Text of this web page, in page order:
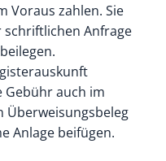
Voraus zahlen. Sie
schriftlichen Anfrage
Gebühr auch im
Überweisungsbeleg
Anlage beifügen.